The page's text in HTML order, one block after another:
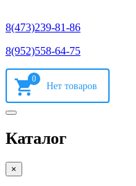
8(473)239-81-86
8(952)558-64-75
0
Каталог
×